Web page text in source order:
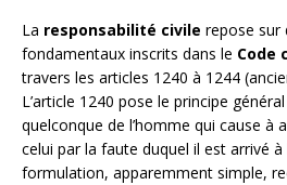
La responsabilité civile repose sur
fondamentaux inscrits dans le Code
travers les articles 1240 à 1244
L’article 1240 pose le principe
quelconque de l’homme qui cause à
celui par la faute duquel il est arrivé à
formulation, apparemment simple,